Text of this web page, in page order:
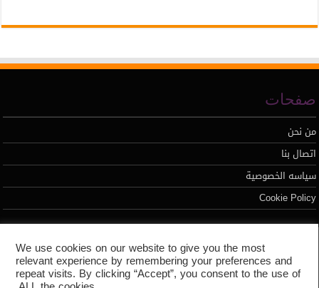
صفحات
من نحن
اتصال بنا
سياسه الخصوصية
Cookie Policy
تطوير محمد السيد
We use cookies on our website to give you the most
relevant experience by remembering your preferences and
repeat visits. By clicking “Accept”, you consent to the use of